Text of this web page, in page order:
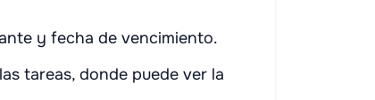
y fecha de vencimiento.
tareas, donde puede ver la